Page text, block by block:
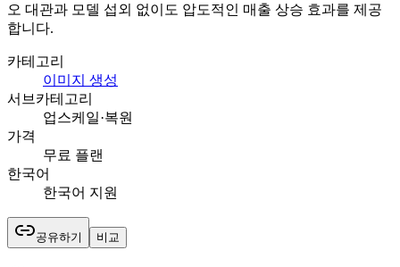
오 대관과 모델 섭외 없이도 압도적인 매출 상승 효과를 제공
합니다.
카테고리
이미지 생성
서브카테고리
업스케일·복원
가격
무료 플랜
한국어
한국어 지원
공유하기 비교